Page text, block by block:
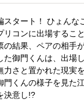
スタート！ ひょんな
リコンに出場するこ
の結果、ペアの相手
た御門くんは、出場
力さと置かれた現実
門くんの様子を見た
決意し!?